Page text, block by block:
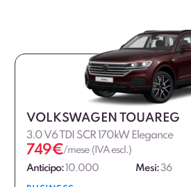
VOLKSWAGEN TOUAREG
3.0 V6 TDI SCR 170kW Elegance
749€/mese (IVA escl.)
Anticipo:10.000 Mesi:36